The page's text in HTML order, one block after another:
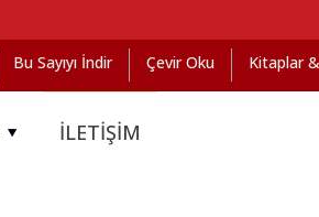
Bu Sayıyı İndir Çevir Oku Kitaplar
İLETİŞİM